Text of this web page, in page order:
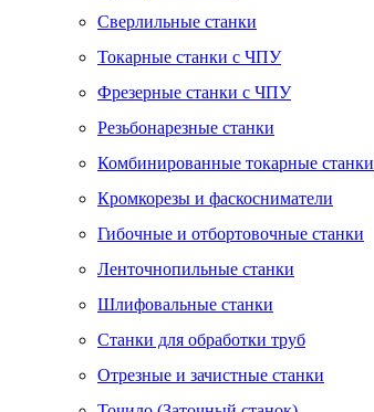
Сверлильные станки
Токарные станки с ЧПУ
Фрезерные станки с ЧПУ
Резьбонарезные станки
Комбинированные токарные станки
Кромкорезы и фаскосниматели
Гибочные и отбортовочные станки
Ленточнопильные станки
Шлифовальные станки
Станки для обработки труб
Отрезные и зачистные станки